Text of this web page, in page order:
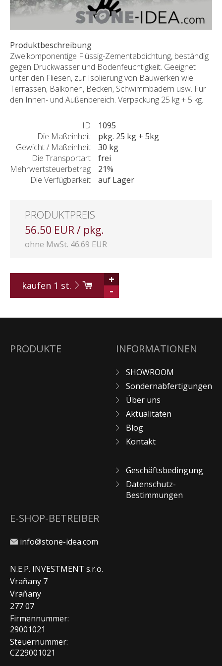
SONDERNABFERTIGUNGEN
AKTUALITÄTEN
SHOWROOM
KONTAKT
Produktbeschreibung
Zweikomponentige Flüssig-Zementabdichtung, beständig
gegen Druckwasser und Bodenfeuchtigkeit. Geeignet
unter den Fliesen, zur Isolierung von Bauwerken wie
Terrassen, Balkonen, Becken, Schwimmbädern usw. Für
den Innen- und Außenbereich. Verpackung 25 kg + 5 kg.
ID
1095
Die Maßeinheit
pkg. 25 kg + 5kg
Gewicht / Maßeinheit
30 kg
Die Transportart
frei
Mehrwertsteuerbetrag
21%
Die Verfügbarkeit
auf Lager
PRODUKTPREIS
56.50 EUR / pkg.
ohne MwSt. 46.69 EUR
kaufen 1 st.
+
-
PRODUKTE INFORMATIONEN
SHOWROOM
Sondernabfertigungen
Über uns
Aktualitäten
Blog
Kontakt
Geschäftsbedingung
Datenschutz-
Bestimmungen
E-SHOP-BETREIBER
info@stone-idea.com
N.E.P. INVESTMENT s.r.o.
Vraňany 7
Vraňany
277 07
Firmennummer:
29001021
Steuernummer:
CZ29001021